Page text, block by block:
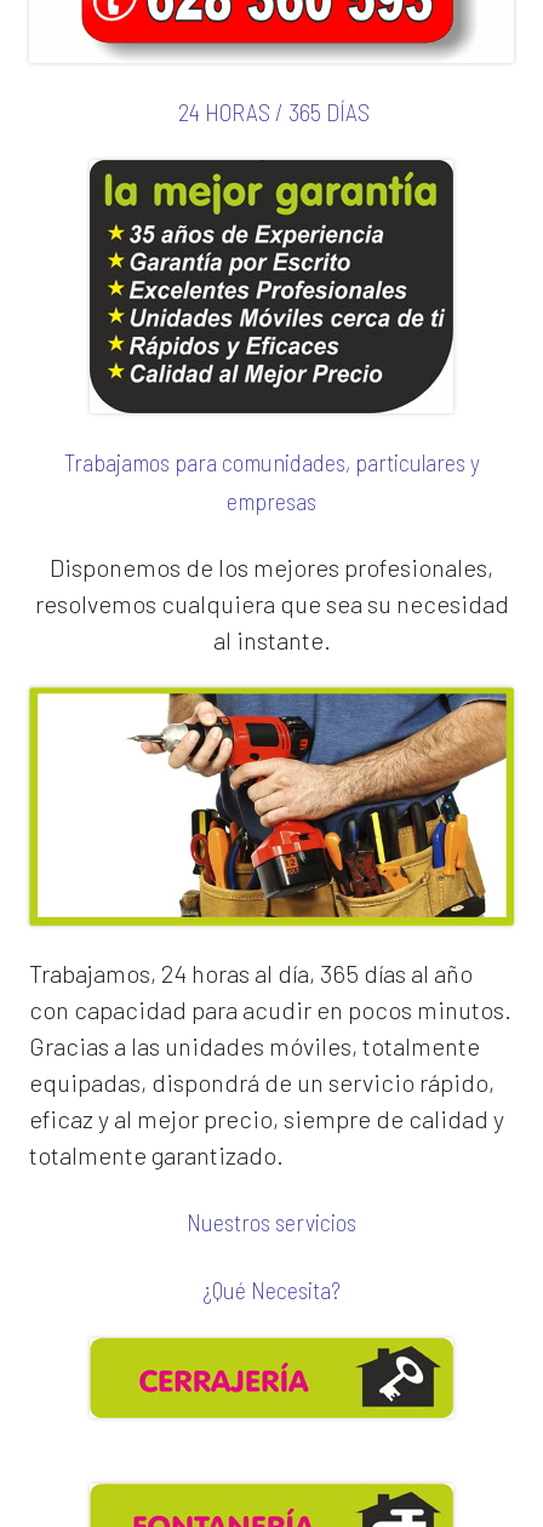
24 HORAS / 365 DÍAS
Trabajamos para comunidades, particulares y
empresas
Disponemos de los mejores profesionales,
resolvemos cualquiera que sea su necesidad
al instante.
Trabajamos, 24 horas al día, 365 días al año
con capacidad para acudir en pocos minutos.
Gracias a las unidades móviles, totalmente
equipadas, dispondrá de un servicio rápido,
eficaz y al mejor precio, siempre de calidad y
totalmente garantizado.
Nuestros servicios
¿Qué Necesita?